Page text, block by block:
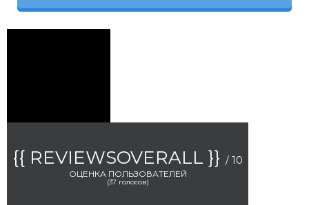
{{ REVIEWSOVERALL }} / 10
ОЦЕНКА ПОЛЬЗОВАТЕЛЕЙ
(37 голосов)